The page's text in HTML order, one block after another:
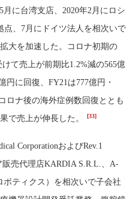
に台湾支店、2020年2月にロシ
点、7月にドイツ法人を相次いで
大を加速した。コロナ初期の
て売上が前期比1.2%減の565億
円に回復、FY21は777億円・
ロナ後の海外症例数回復ととも
で売上が伸長した。
[33]
CorporationおよびRev.1
販売代理店KARDIA S.R.L.、A-
ティクス）を相次いで子会社